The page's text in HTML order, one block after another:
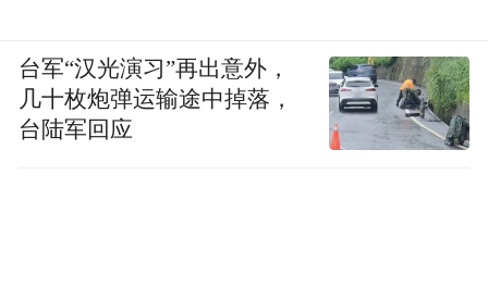
台军“汉光演习”再出意外，
几十枚炮弹运输途中掉落，
台陆军回应